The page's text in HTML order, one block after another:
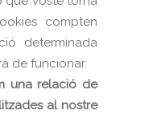
compten
determinada
de funcionar.
una relació de
al nostre